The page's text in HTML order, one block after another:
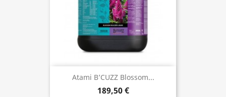
Atami B’CUZZ Blossom...
189,50 €